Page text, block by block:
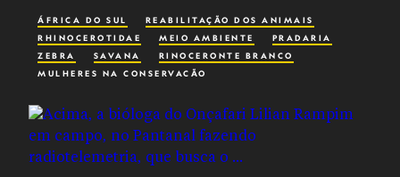
ÁFRICA DO SUL
REABILITAÇÃO DOS ANIMAIS
RHINOCEROTIDAE
MEIO AMBIENTE
PRADARIA
ZEBRA
SAVANA
RINOCERONTE BRANCO
MULHERES NA CONSERVAÇÃO